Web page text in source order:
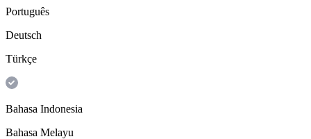
Português
Deutsch
Türkçe
Bahasa Indonesia
Bahasa Melayu